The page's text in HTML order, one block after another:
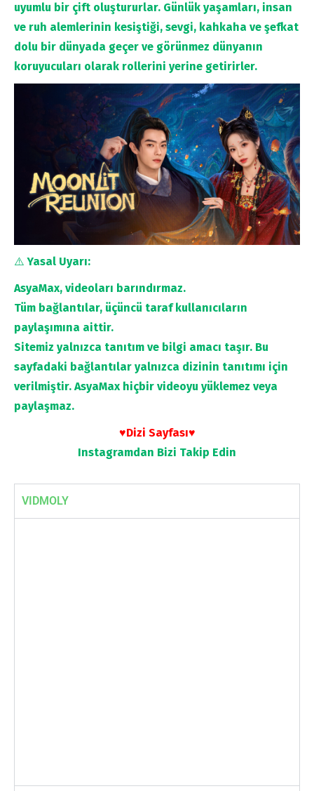
uyumlu bir çift oluştururlar. Günlük yaşamları, insan
ve ruh alemlerinin kesiştiği, sevgi, kahkaha ve şefkat
dolu bir dünyada geçer ve görünmez dünyanın
koruyucuları olarak rollerini yerine getirirler.
⚠️Yasal Uyarı:
AsyaMax, videoları barındırmaz.
Tüm bağlantılar, üçüncü taraf kullanıcıların
paylaşımına aittir.
Sitemiz yalnızca tanıtım ve bilgi amacı taşır. Bu
sayfadaki bağlantılar yalnızca dizinin tanıtımı için
verilmiştir. AsyaMax hiçbir videoyu yüklemez veya
paylaşmaz.
♥Dizi Sayfası♥
Instagramdan Bizi Takip Edin
VIDMOLY